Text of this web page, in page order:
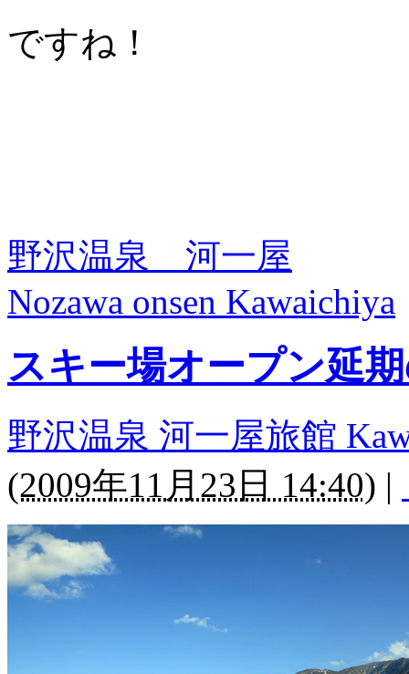
ですね！
野沢温泉 河一屋
Nozawa onsen Kawaichiya
スキー場オープン延
野沢温泉 河一屋旅館
(2009年11月23日 14:40) |